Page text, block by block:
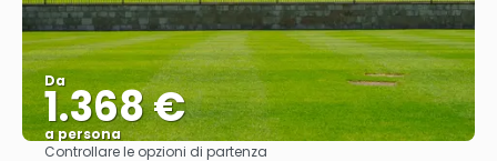
Da
1.368 €
a persona
Controllare le opzioni di partenza